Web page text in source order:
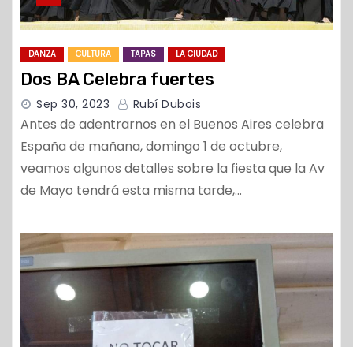
DANZA CULTURA TAPAS LA CIUDAD
Dos BA Celebra fuertes
Sep 30, 2023 Rubí Dubois
Antes de adentrarnos en el Buenos Aires celebra
España de mañana, domingo 1 de octubre,
veamos algunos detalles sobre la fiesta que la Av
de Mayo tendrá esta misma tarde,…